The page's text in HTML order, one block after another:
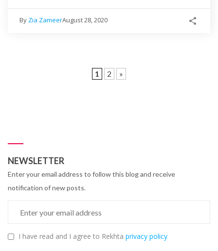
By Zia ZameerAugust 28, 2020
1 2 »
NEWSLETTER
Enter your email address to follow this blog and receive
notification of new posts.
I have read and I agree to Rekhta privacy policy